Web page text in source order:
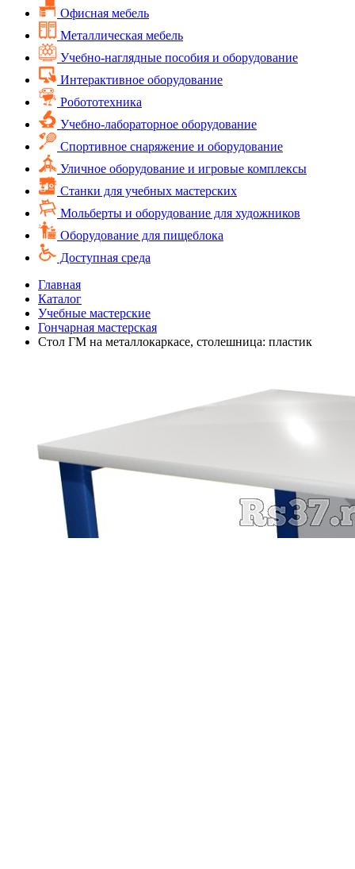
Офисная мебель
Металлическая мебель
Учебно-наглядные пособия и оборудование
Интерактивное оборудование
Робототехника
Учебно-лабораторное оборудование
Спортивное снаряжение и оборудование
Уличное оборудование и игровые комплексы
Cтанки для учебных мастерских
Мольберты и оборудование для художников
Оборудование для пищеблока
Доступная среда
Главная
Каталог
Учебные мастерские
Гончарная мастерская
Стол ГМ на металлокаркасе, столешница: пластик